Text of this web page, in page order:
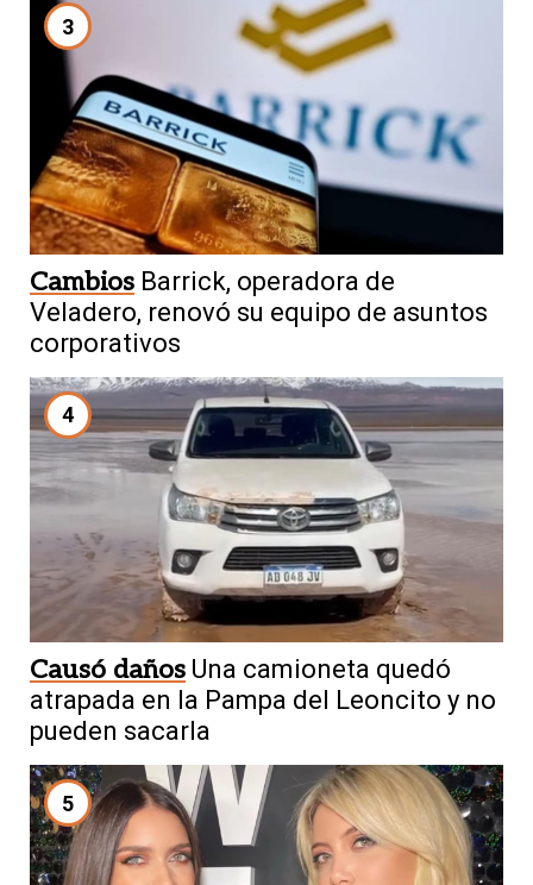
3
Cambios Barrick, operadora de
Veladero, renovó su equipo de asuntos
corporativos
4
Causó daños Una camioneta quedó
atrapada en la Pampa del Leoncito y no
pueden sacarla
5